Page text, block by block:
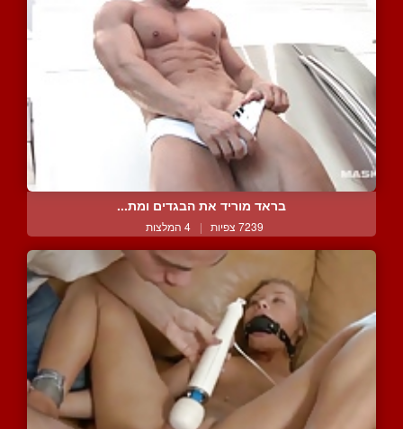
בראד מוריד את הבגדים ומת...
7239 צפיות | 4 המלצות